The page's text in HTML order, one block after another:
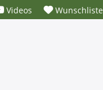
Videos Wunschliste